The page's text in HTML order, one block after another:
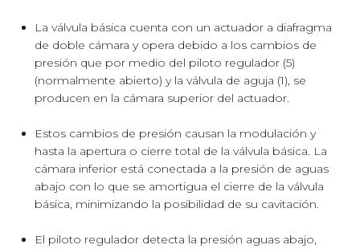
La válvula básica cuenta con un actuador a diafragma
de doble cámara y opera debido a los cambios de
presión que por medio del piloto regulador (5)
(normalmente abierto) y la válvula de aguja (1), se
producen en la cámara superior del actuador.
Estos cambios de presión causan la modulación y
hasta la apertura o cierre total de la válvula básica. La
cámara inferior está conectada a la presión de aguas
abajo con lo que se amortigua el cierre de la válvula
básica, minimizando la posibilidad de su cavitación.
El piloto regulador detecta la presión aguas abajo,